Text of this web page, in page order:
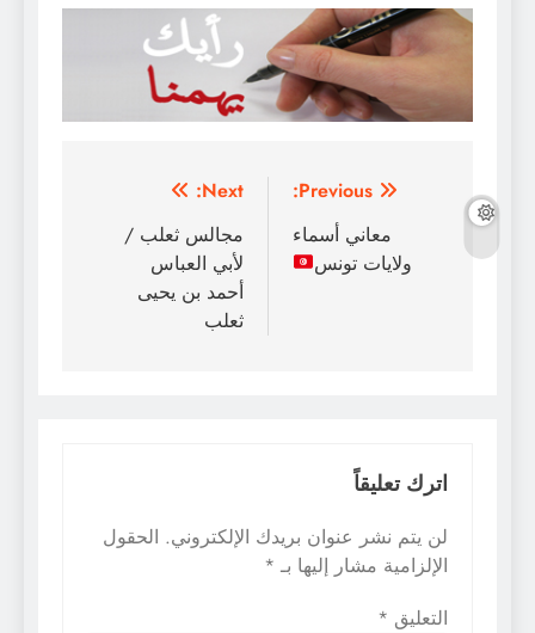
تصفّح
المقالات
Previous:
معاني أسماء
ولايات تونس⁦
Next:
مجالس ثعلب /
لأبي العباس
أحمد بن يحيى
ثعلب
اترك تعليقاً
لن يتم نشر عنوان بريدك الإلكتروني. الحقول
الإلزامية مشار إليها بـ *
التعليق*